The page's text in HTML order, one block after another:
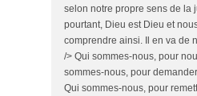
selon notre propre sens de la
pourtant, Dieu est Dieu et
comprendre ainsi. Il en va de
/> Qui sommes-nous, pour
sommes-nous, pour
Qui sommes-nous, pour